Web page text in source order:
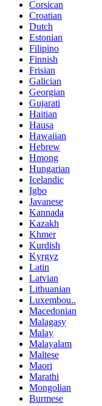
Corsican
Croatian
Dutch
Estonian
Filipino
Finnish
Frisian
Galician
Georgian
Gujarati
Haitian
Hausa
Hawaiian
Hebrew
Hmong
Hungarian
Icelandic
Igbo
Javanese
Kannada
Kazakh
Khmer
Kurdish
Kyrgyz
Latin
Latvian
Lithuanian
Luxembou..
Macedonian
Malagasy
Malay
Malayalam
Maltese
Maori
Marathi
Mongolian
Burmese